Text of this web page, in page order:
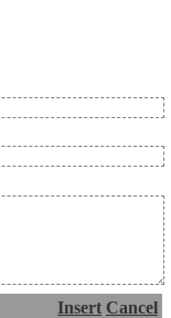
Insert Cancel